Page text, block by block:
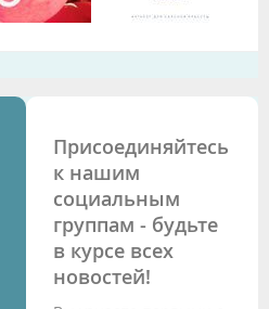
Присоединяйтесь
к нашим
социальным
группам - будьте
в курсе всех
новостей!